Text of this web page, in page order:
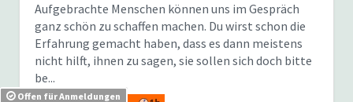
Aufgebrachte Menschen können uns im Gespräch
ganz schön zu schaffen machen. Du wirst schon die
Erfahrung gemacht haben, dass es dann meistens
nicht hilft, ihnen zu sagen, sie sollen sich doch bitte
be...
Offen für Anmeldungen